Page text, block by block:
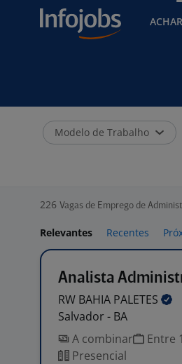
Modelo de Trabalho
226 Vagas de Emprego de
Relevantes Recentes
Analista
RW BAHIA PALETES
Salvador - BA
A combinar
Entre
Presencial